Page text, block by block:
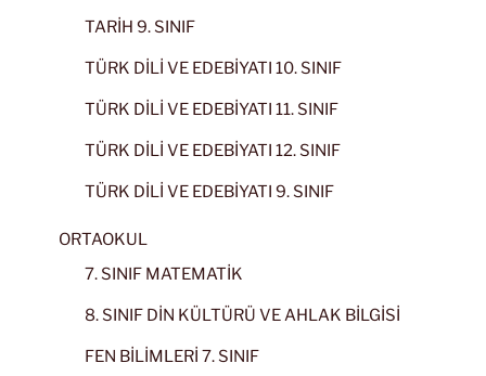
TARİH 9. SINIF
TÜRK DİLİ VE EDEBİYATI 10. SINIF
TÜRK DİLİ VE EDEBİYATI 11. SINIF
TÜRK DİLİ VE EDEBİYATI 12. SINIF
TÜRK DİLİ VE EDEBİYATI 9. SINIF
ORTAOKUL
7. SINIF MATEMATİK
8. SINIF DİN KÜLTÜRÜ VE AHLAK BİLGİSİ
FEN BİLİMLERİ 7. SINIF